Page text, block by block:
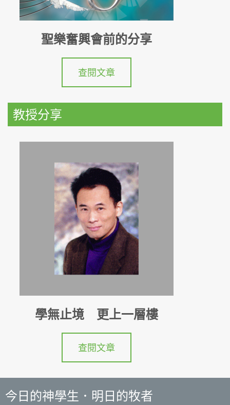
聖樂奮興會前的分享
查閱文章
教授分享
學無止境 更上一層樓
查閱文章
今日的神學生．明日的牧者